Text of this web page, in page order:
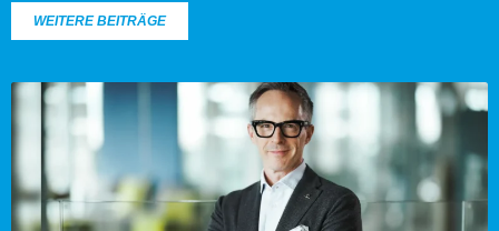
WEITERE BEITRÄGE